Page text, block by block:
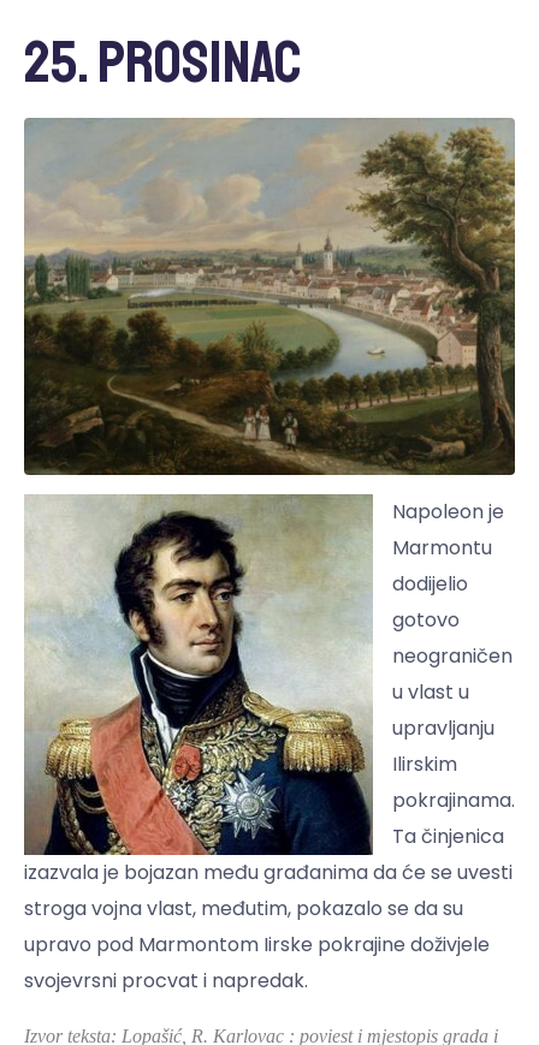
25. prosinac
Napoleon je
Marmontu
dodijelio
gotovo
neograničen
u vlast u
upravljanju
Ilirskim
pokrajinama.
Ta činjenica
izazvala je bojazan među građanima da će se uvesti
stroga vojna vlast, međutim, pokazalo se da su
upravo pod Marmontom Iirske pokrajine doživjele
svojevrsni procvat i napredak.
Izvor teksta: Lopašić, R. Karlovac : poviest i mjestopis grada i